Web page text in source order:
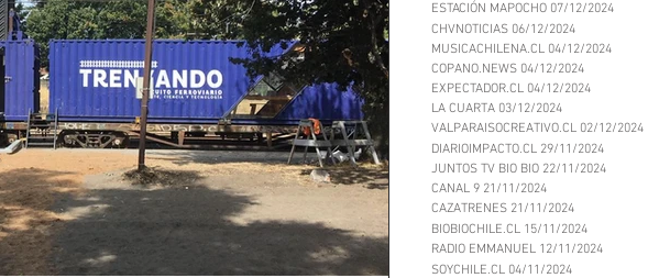
ESTACIÓN MAPOCHO 07/12/2024
CHVNOTICIAS 06/12/2024
MUSICACHILENA.CL 04/12/2024
COPANO.NEWS 04/12/2024
EXPECTADOR.CL 04/12/2024
LA CUARTA 03/12/2024
VALPARAISOCREATIVO.CL 02/12/2024
DIARIOIMPACTO.CL 29/11/2024
JUNTOS TV BIO BIO 22/11/2024
CANAL 9 21/11/2024
CAZATRENES 21/11/2024
BIOBIOCHILE.CL 15/11/2024
RADIO EMMANUEL 12/11/2024
SOYCHILE.CL 04/11/2024